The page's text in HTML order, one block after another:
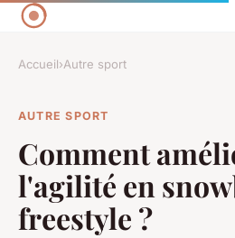
Accueil›Autre sport
AUTRE SPORT
Comment
l'agilité en
freestyle ?